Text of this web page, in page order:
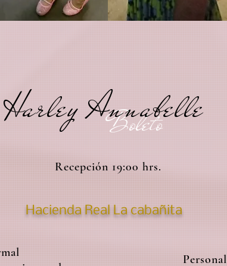
Boleto
Harley Annabelle
Recepción 19:00 hrs.
Hacienda Real La cabañita
Personal